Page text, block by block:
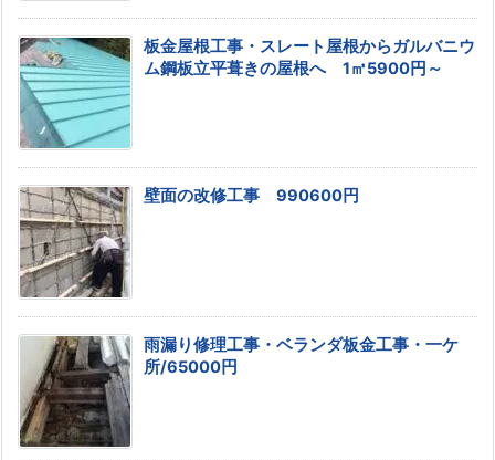
板金屋根工事・スレート屋根からガルバニウ
ム鋼板立平葺きの屋根へ 1㎡5900円～
壁面の改修工事 990600円
雨漏り修理工事・ベランダ板金工事・一ケ
所/65000円